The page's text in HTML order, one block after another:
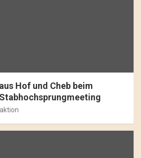
Hof und Cheb beim